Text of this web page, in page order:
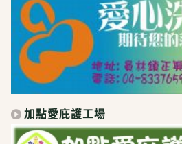
加點愛庇護工場